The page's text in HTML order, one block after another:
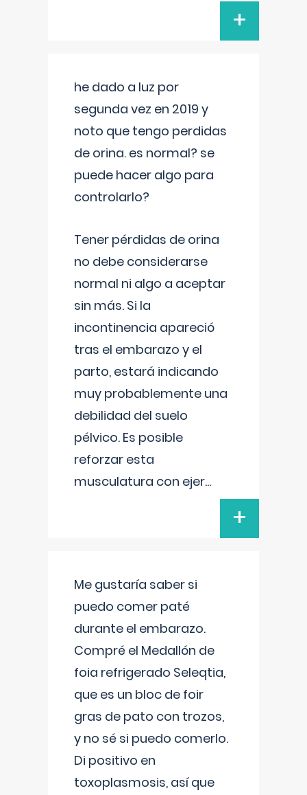
+
he dado a luz por
segunda vez en 2019 y
noto que tengo perdidas
de orina. es normal? se
puede hacer algo para
controlarlo?
Tener pérdidas de orina
no debe considerarse
normal ni algo a aceptar
sin más. Si la
incontinencia apareció
tras el embarazo y el
parto, estará indicando
muy probablemente una
debilidad del suelo
pélvico. Es posible
reforzar esta
musculatura con ejer...
+
Me gustaría saber si
puedo comer paté
durante el embarazo.
Compré el Medallón de
foia refrigerado Seleqtia,
que es un bloc de foir
gras de pato con trozos,
y no sé si puedo comerlo.
Di positivo en
toxoplasmosis, así que